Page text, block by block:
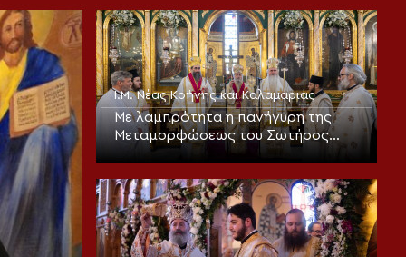
Ι.Μ. Νέας Κρήνης και Καλαμαριάς
Με λαμπρότητα η πανήγυρη της
Μεταμορφώσεως του Σωτήρος
στην Καλαμαριά (ΦΩΤΟ)